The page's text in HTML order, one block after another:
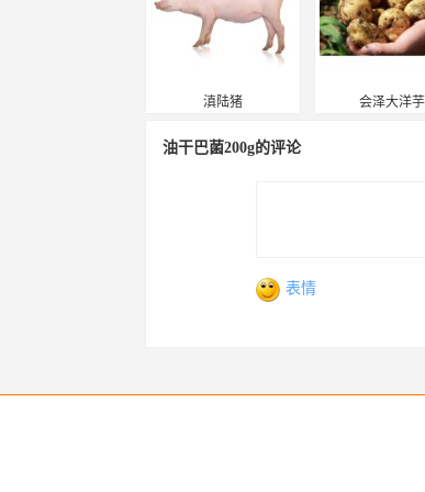
滇陆猪 会泽大洋芋
油干巴菌200g的评论
表情